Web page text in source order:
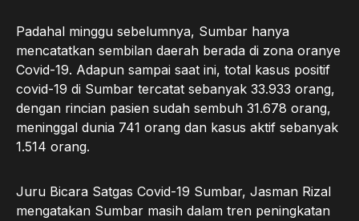
Padahal minggu sebelumnya, Sumbar hanya
mencatatkan sembilan daerah berada di zona oranye
Covid-19. Adapun sampai saat ini, total kasus positif
covid-19 di Sumbar tercatat sebanyak 33.933 orang,
dengan rincian pasien sudah sembuh 31.678 orang,
meninggal dunia 741 orang dan kasus aktif sebanyak
1.514 orang.
Juru Bicara Satgas Covid-19 Sumbar, Jasman Rizal
mengatakan Sumbar masih dalam tren peningkatan